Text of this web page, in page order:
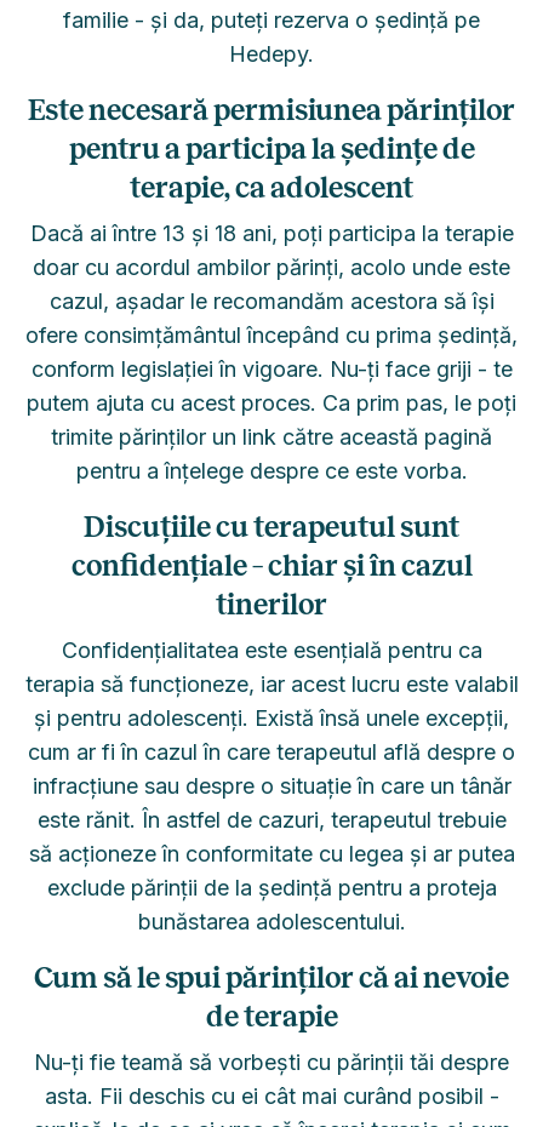
familie - și da, puteți rezerva o ședință pe
Hedepy.
Este necesară permisiunea părinților
pentru a participa la ședințe de
terapie, ca adolescent
Dacă ai între 13 și 18 ani, poți participa la terapie
doar cu acordul ambilor părinți, acolo unde este
cazul, așadar le recomandăm acestora să își
ofere consimțământul începând cu prima ședință,
conform legislației în vigoare. Nu-ți face griji - te
putem ajuta cu acest proces. Ca prim pas, le poți
trimite părinților un link către această pagină
pentru a înțelege despre ce este vorba.
Discuțiile cu terapeutul sunt
confidențiale – chiar și în cazul
tinerilor
Confidențialitatea este esențială pentru ca
terapia să funcționeze, iar acest lucru este valabil
și pentru adolescenți. Există însă unele excepții,
cum ar fi în cazul în care terapeutul află despre o
infracțiune sau despre o situație în care un tânăr
este rănit. În astfel de cazuri, terapeutul trebuie
să acționeze în conformitate cu legea și ar putea
exclude părinții de la ședință pentru a proteja
bunăstarea adolescentului.
Cum să le spui părinților că ai nevoie
de terapie
Nu-ți fie teamă să vorbești cu părinții tăi despre
asta. Fii deschis cu ei cât mai curând posibil -